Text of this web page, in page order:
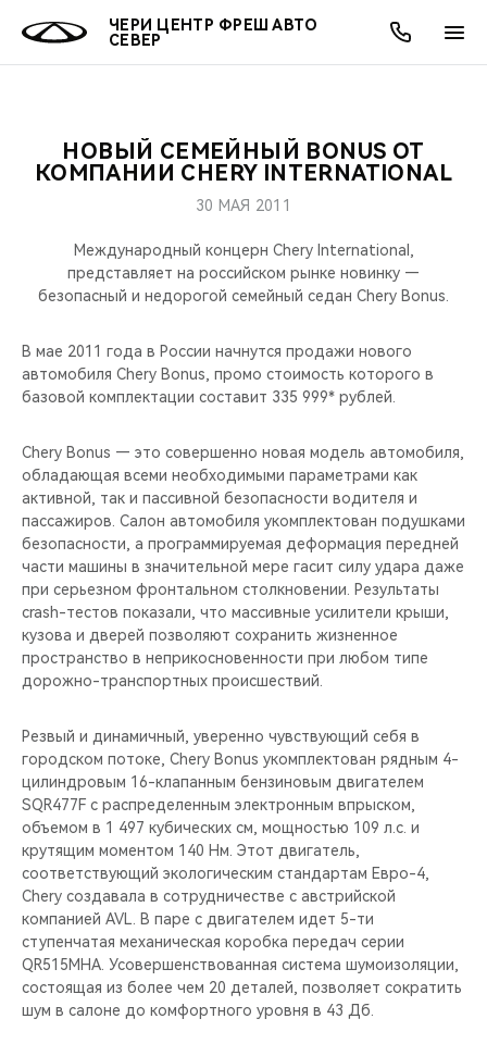
ЧЕРИ ЦЕНТР ФРЕШ АВТО
СЕВЕР
МОДЕЛИ
КРОССОВЕРЫ
СЕДАНЫ
ПОКУПАТЕЛЯМ
КРЕДИТ И СТРАХОВАНИЕ
ВЛАДЕЛЬЦАМ
ЗАПЧАСТИ И АКСЕССУАРЫ
CHERY CONNECT
МИР CHERY
О БРЕНДЕ
ЛЮДИ CHERY
CHERY REMOTE
CHERY И СПОРТ
НАШИ МЕРОПРИЯТИЯ
ВИДЕООБЗОРЫ
АКЦИИ
ОНЛАЙН СЕРВИСЫ
КРЕДИТ
О КОМПАНИИ
МЫ В СОЦСЕТЯХ
НОВЫЙ СЕМЕЙНЫЙ BONUS ОТ
КОМПАНИИ CHERY INTERNATIONAL
30 МАЯ 2011
Международный концерн Chery International,
представляет на российском рынке новинку —
безопасный и недорогой семейный седан Chery Bonus.
В мае 2011 года в России начнутся продажи нового
автомобиля Chery Bonus, промо стоимость которого в
базовой комплектации составит 335 999* рублей.
Chery Bonus — это совершенно новая модель автомобиля,
обладающая всеми необходимыми параметрами как
активной, так и пассивной безопасности водителя и
пассажиров. Салон автомобиля укомплектован подушками
безопасности, а программируемая деформация передней
части машины в значительной мере гасит силу удара даже
при серьезном фронтальном столкновении. Результаты
crash-тестов показали, что массивные усилители крыши,
кузова и дверей позволяют сохранить жизненное
пространство в неприкосновенности при любом типе
дорожно-транспортных происшествий.
Резвый и динамичный, уверенно чувствующий себя в
городском потоке, Chery Bonus укомплектован рядным 4-
цилиндровым 16-клапанным бензиновым двигателем
SQR477F с распределенным электронным впрыском,
объемом в 1 497 кубических см, мощностью 109 л.с. и
крутящим моментом 140 Нм. Этот двигатель,
соответствующий экологическим стандартам Евро-4,
Chery создавала в сотрудничестве с австрийской
компанией AVL. В паре с двигателем идет 5-ти
ступенчатая механическая коробка передач серии
QR515MHA. Усовершенствованная система шумоизоляции,
состоящая из более чем 20 деталей, позволяет сократить
шум в салоне до комфортного уровня в 43 Дб.